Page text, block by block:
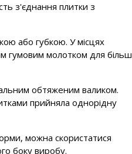
з'єднання плитки з
або губкою. У місцях
гумовим молотком для більш
обтяженим валиком.
прийняла однорідну
можна скористатися
боку виробу.